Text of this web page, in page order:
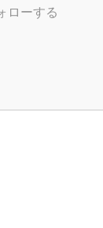
ローする